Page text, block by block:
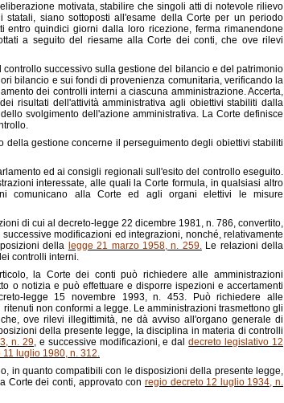
motivata, stabilire che singoli atti di notevole rilievo
statali, siano sottoposti all'esame della Corte per un periodo
quindici giorni dalla loro ricezione, ferma rimanendone
a seguito del riesame alla Corte dei conti, che ove rilevi
successivo sulla gestione del bilancio e del patrimonio
bilancio e sui fondi di provenienza comunitaria, verificando la
dei controlli interni a ciascuna amministrazione. Accerta,
risultati dell'attività amministrativa agli obiettivi stabiliti dalla
svolgimento dell'azione amministrativa. La Corte definisce
gestione concerne il perseguimento degli obiettivi stabiliti
ed ai consigli regionali sull'esito del controllo eseguito.
interessate, alle quali la Corte formula, in qualsiasi altro
comunicano alla Corte ed agli organi elettivi le misure
di cui al decreto-legge 22 dicembre 1981, n. 786, convertito,
modificazioni ed integrazioni, nonché, relativamente
della legge 21 marzo 1958, n. 259.Le relazioni della
controlli interni.
la Corte dei conti può richiedere alle amministrazioni
o notizia e può effettuare e disporre ispezioni e accertamenti
legge 15 novembre 1993, n. 453. Può richiedere alle
non conformi a legge. Le amministrazioni trasmettono gli
ove rilevi illegittimità, ne dà avviso all'organo generale di
della presente legge, la disciplina in materia di controlli
n. 29, e successive modificazioni, e daldecreto legislativo 12
luglio 1980, n. 312.
in quanto compatibili con le disposizioni della presente legge,
Corte dei conti, approvato con regio decreto 12 luglio 1934, n.